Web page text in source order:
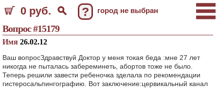
0 руб. ? город не выбран
Вопрос #15179
Имя 26.02.12
Ваш вопросЗдравствуй Доктор у меня токая беда :мне 27 лет
никогда не пыталась забереминеть, абортов тоже не было.
Теперь решили завести ребеночка зделала по рекомендации
гистеросальпингографию. Вот заключение:цервикальный канал